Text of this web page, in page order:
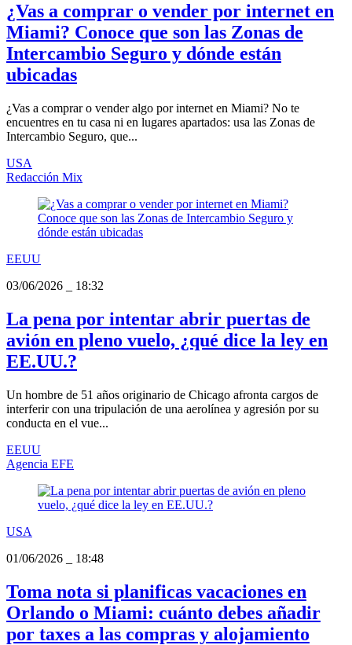
¿Vas a comprar o vender por internet en
Miami? Conoce que son las Zonas de
Intercambio Seguro y dónde están
ubicadas
¿Vas a comprar o vender algo por internet en Miami? No te
encuentres en tu casa ni en lugares apartados: usa las Zonas de
Intercambio Seguro, que...
USA
Redacción Mix
EEUU
03/06/2026
18:32
La pena por intentar abrir puertas de
avión en pleno vuelo, ¿qué dice la ley en
EE.UU.?
Un hombre de 51 años originario de Chicago afronta cargos de
interferir con una tripulación de una aerolínea y agresión por su
conducta en el vue...
EEUU
Agencia EFE
USA
01/06/2026
18:48
Toma nota si planificas vacaciones en
Orlando o Miami: cuánto debes añadir
por taxes a las compras y alojamiento